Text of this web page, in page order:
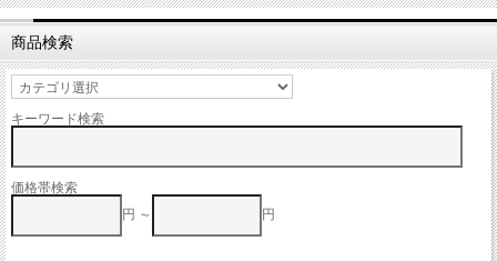
商品検索
キーワード検索
価格帯検索
円 ～
円